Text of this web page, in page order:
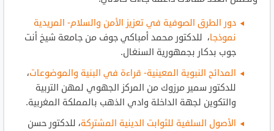
دور الطرق الصوفية في تعزيز الأمن والسلام- المريدية
نموذجا، للدكتور محمد أمباكي جوف من جامعة شيخ أنت
جوب بدكار بجمهورية السنغال.
المدائح النبوية المعينية- قراءة في البنية والموضوعات،
للدكتور سمير مرزوك من المركز الجهوي لمهن التربية
والتكوين لجهة الداخلة وادي الذهب بالمملكة المغربية.
الأصول السلفية للثوابت الدينية المشتركة، للدكتور حسن